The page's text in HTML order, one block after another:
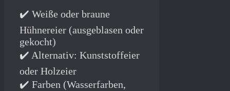
✔️ Weiße oder braune
Hühnereier (ausgeblasen oder
gekocht)
✔️ Alternativ: Kunststoffeier
oder Holzeier
✔️ Farben (Wasserfarben,